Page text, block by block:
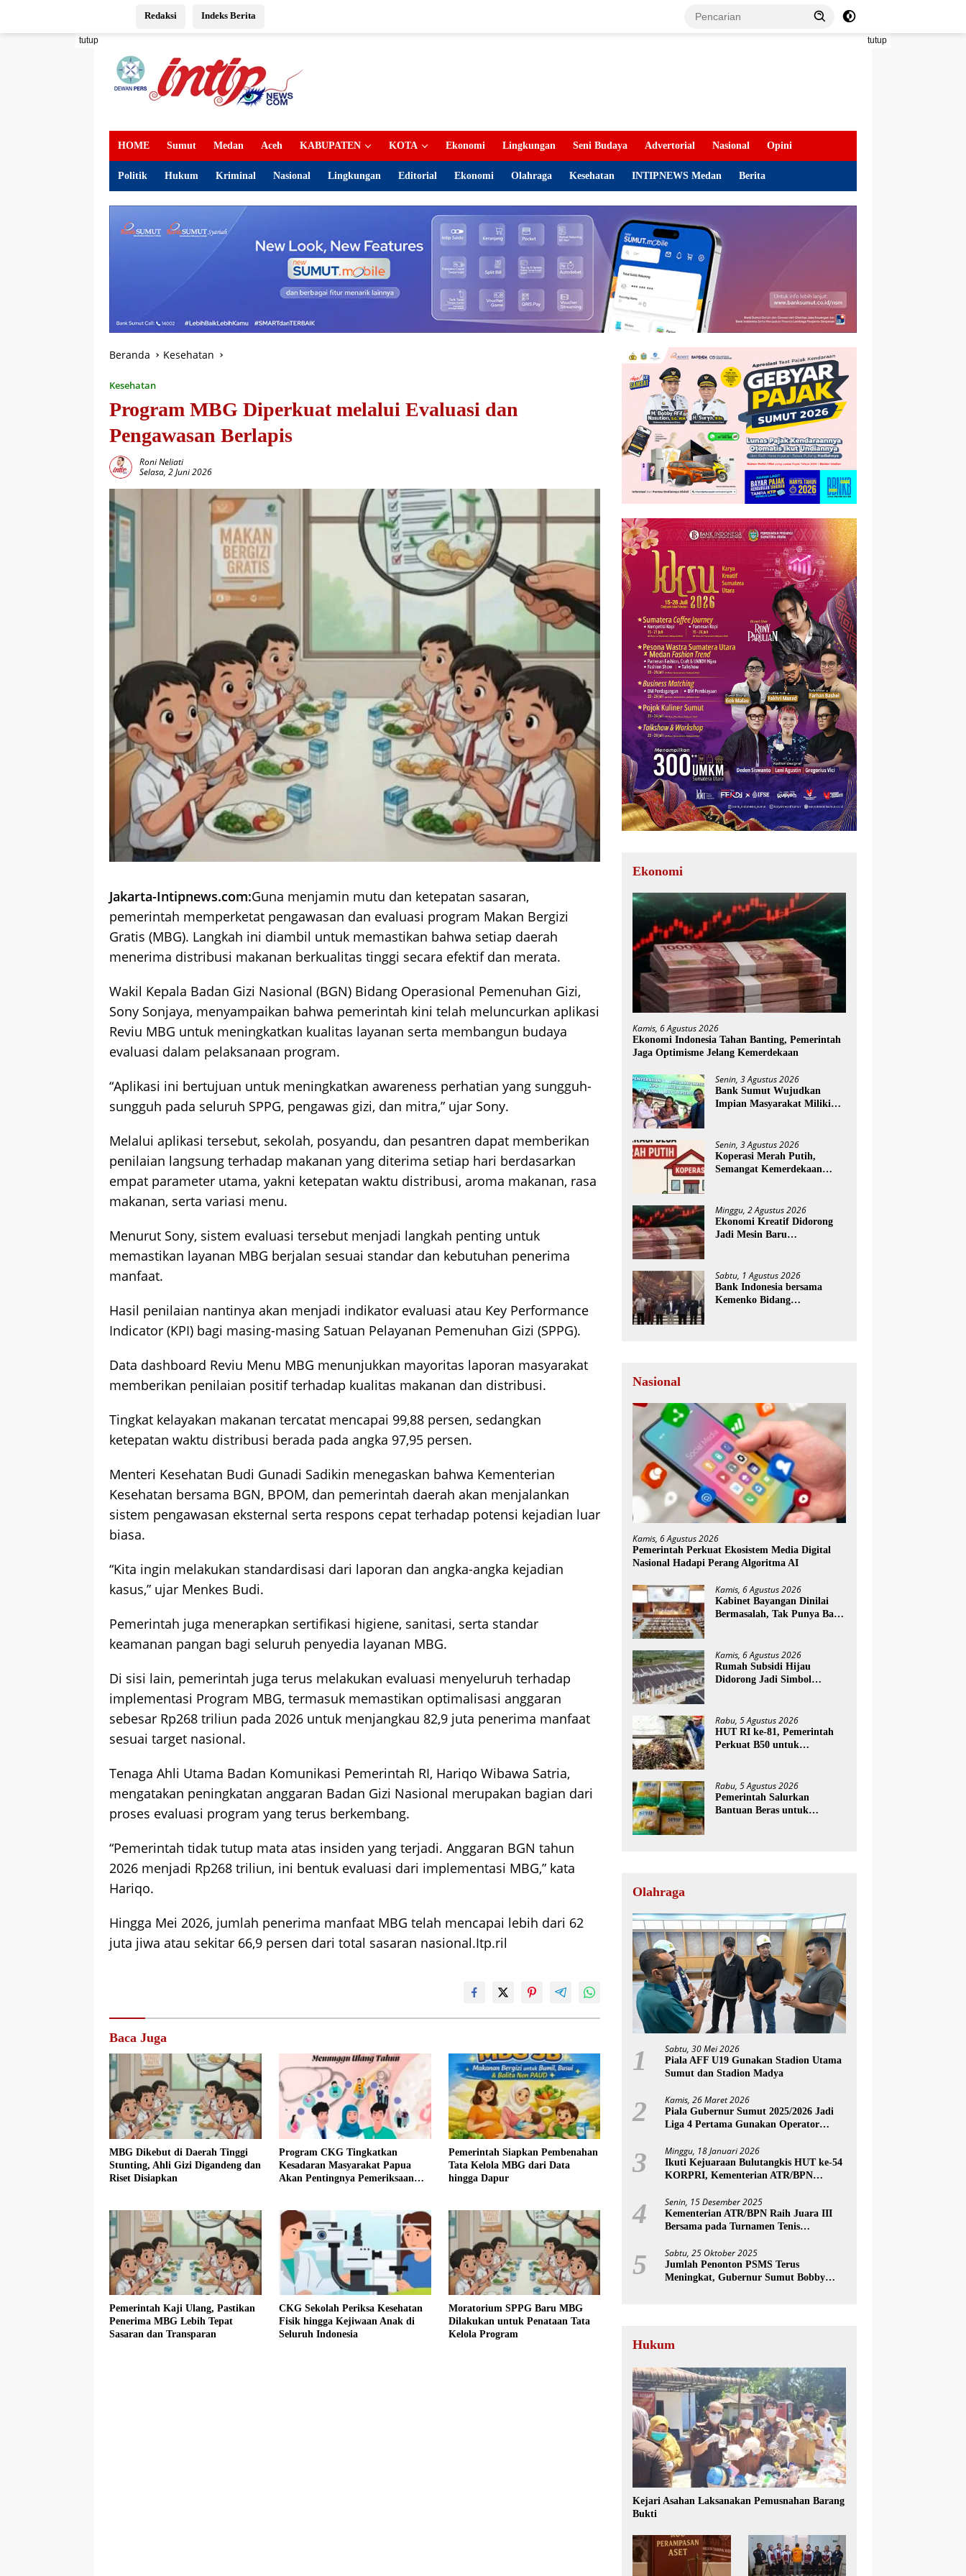
Redaksi Indeks Berita
tutup tutup
HOME Sumut Medan Aceh KABUPATEN KOTA Ekonomi Lingkungan Seni Budaya Advertorial Nasional Opini
Politik Hukum Kriminal Nasional Lingkungan Editorial Ekonomi Olahraga Kesehatan INTIPNEWS Medan Berita
Beranda Kesehatan
Kesehatan
Program MBG Diperkuat melalui Evaluasi dan
Pengawasan Berlapis
Roni Neliati
Selasa, 2 Juni 2026
Jakarta-Intipnews.com:Guna menjamin mutu dan ketepatan sasaran,
pemerintah memperketat pengawasan dan evaluasi program Makan Bergizi
Gratis (MBG). Langkah ini diambil untuk memastikan bahwa setiap daerah
menerima distribusi makanan berkualitas tinggi secara efektif dan merata.
Wakil Kepala Badan Gizi Nasional (BGN) Bidang Operasional Pemenuhan Gizi,
Sony Sonjaya, menyampaikan bahwa pemerintah kini telah meluncurkan aplikasi
Reviu MBG untuk meningkatkan kualitas layanan serta membangun budaya
evaluasi dalam pelaksanaan program.
“Aplikasi ini bertujuan untuk meningkatkan awareness perhatian yang sungguh-
sungguh pada seluruh SPPG, pengawas gizi, dan mitra,” ujar Sony.
Melalui aplikasi tersebut, sekolah, posyandu, dan pesantren dapat memberikan
penilaian langsung terhadap makanan yang diterima setiap hari berdasarkan
empat parameter utama, yakni ketepatan waktu distribusi, aroma makanan, rasa
makanan, serta variasi menu.
Menurut Sony, sistem evaluasi tersebut menjadi langkah penting untuk
memastikan layanan MBG berjalan sesuai standar dan kebutuhan penerima
manfaat.
Hasil penilaian nantinya akan menjadi indikator evaluasi atau Key Performance
Indicator (KPI) bagi masing-masing Satuan Pelayanan Pemenuhan Gizi (SPPG).
Data dashboard Reviu Menu MBG menunjukkan mayoritas laporan masyarakat
memberikan penilaian positif terhadap kualitas makanan dan distribusi.
Tingkat kelayakan makanan tercatat mencapai 99,88 persen, sedangkan
ketepatan waktu distribusi berada pada angka 97,95 persen.
Menteri Kesehatan Budi Gunadi Sadikin menegaskan bahwa Kementerian
Kesehatan bersama BGN, BPOM, dan pemerintah daerah akan menjalankan
sistem pengawasan eksternal serta respons cepat terhadap potensi kejadian luar
biasa.
“Kita ingin melakukan standardisasi dari laporan dan angka-angka kejadian
kasus,” ujar Menkes Budi.
Pemerintah juga menerapkan sertifikasi higiene, sanitasi, serta standar
keamanan pangan bagi seluruh penyedia layanan MBG.
Di sisi lain, pemerintah juga terus melakukan evaluasi menyeluruh terhadap
implementasi Program MBG, termasuk memastikan optimalisasi anggaran
sebesar Rp268 triliun pada 2026 untuk menjangkau 82,9 juta penerima manfaat
sesuai target nasional.
Tenaga Ahli Utama Badan Komunikasi Pemerintah RI, Hariqo Wibawa Satria,
mengatakan peningkatan anggaran Badan Gizi Nasional merupakan bagian dari
proses evaluasi program yang terus berkembang.
“Pemerintah tidak tutup mata atas insiden yang terjadi. Anggaran BGN tahun
2026 menjadi Rp268 triliun, ini bentuk evaluasi dari implementasi MBG,” kata
Hariqo.
Hingga Mei 2026, jumlah penerima manfaat MBG telah mencapai lebih dari 62
juta jiwa atau sekitar 66,9 persen dari total sasaran nasional.Itp.ril
Baca Juga
MBG Dikebut di Daerah Tinggi
Stunting, Ahli Gizi Digandeng dan
Riset Disiapkan
Program CKG Tingkatkan
Kesadaran Masyarakat Papua
Akan Pentingnya Pemeriksaan
Pemerintah Siapkan Pembenahan
Tata Kelola MBG dari Data
hingga Dapur
Pemerintah Kaji Ulang, Pastikan
Penerima MBG Lebih Tepat
Sasaran dan Transparan
CKG Sekolah Periksa Kesehatan
Fisik hingga Kejiwaan Anak di
Seluruh Indonesia
Moratorium SPPG Baru MBG
Dilakukan untuk Penataan Tata
Kelola Program
Ekonomi
Kamis, 6 Agustus 2026
Ekonomi Indonesia Tahan Banting, Pemerintah
Jaga Optimisme Jelang Kemerdekaan
Senin, 3 Agustus 2026
Bank Sumut Wujudkan
Impian Masyarakat Miliki
Senin, 3 Agustus 2026
Koperasi Merah Putih,
Semangat Kemerdekaan
Minggu, 2 Agustus 2026
Ekonomi Kreatif Didorong
Jadi Mesin Baru
Sabtu, 1 Agustus 2026
Bank Indonesia bersama
Kemenko Bidang
Nasional
Kamis, 6 Agustus 2026
Pemerintah Perkuat Ekosistem Media Digital
Nasional Hadapi Perang Algoritma AI
Kamis, 6 Agustus 2026
Kabinet Bayangan Dinilai
Bermasalah, Tak Punya Basis
Kamis, 6 Agustus 2026
Rumah Subsidi Hijau
Didorong Jadi Simbol
Rabu, 5 Agustus 2026
HUT RI ke-81, Pemerintah
Perkuat B50 untuk
Rabu, 5 Agustus 2026
Pemerintah Salurkan
Bantuan Beras untuk
Olahraga
1 Sabtu, 30 Mei 2026
Piala AFF U19 Gunakan Stadion Utama
Sumut dan Stadion Madya
2 Kamis, 26 Maret 2026
Piala Gubernur Sumut 2025/2026 Jadi
Liga 4 Pertama Gunakan Operator
3 Minggu, 18 Januari 2026
Ikuti Kejuaraan Bulutangkis HUT ke-54
KORPRI, Kementerian ATR/BPN
4 Senin, 15 Desember 2025
Kementerian ATR/BPN Raih Juara III
Bersama pada Turnamen Tenis
Wakil Ketua BPK
5 Sabtu, 25 Oktober 2025
Jumlah Penonton PSMS Terus
Meningkat, Gubernur Sumut Bobby
Hukum
Kejari Asahan Laksanakan Pemusnahan Barang
Bukti